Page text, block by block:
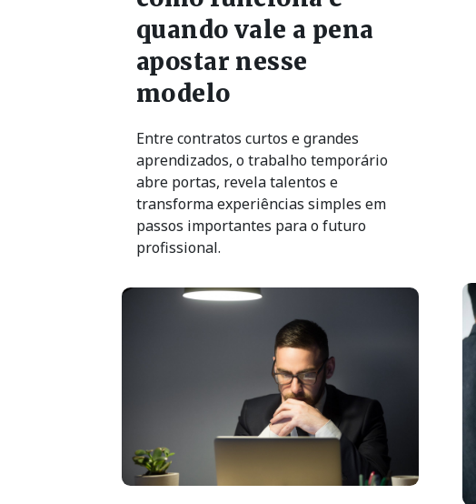
quando vale a pena
apostar nesse
modelo
Entre contratos curtos e grandes
aprendizados, o trabalho temporário
abre portas, revela talentos e
transforma experiências simples em
passos importantes para o futuro
profissional.